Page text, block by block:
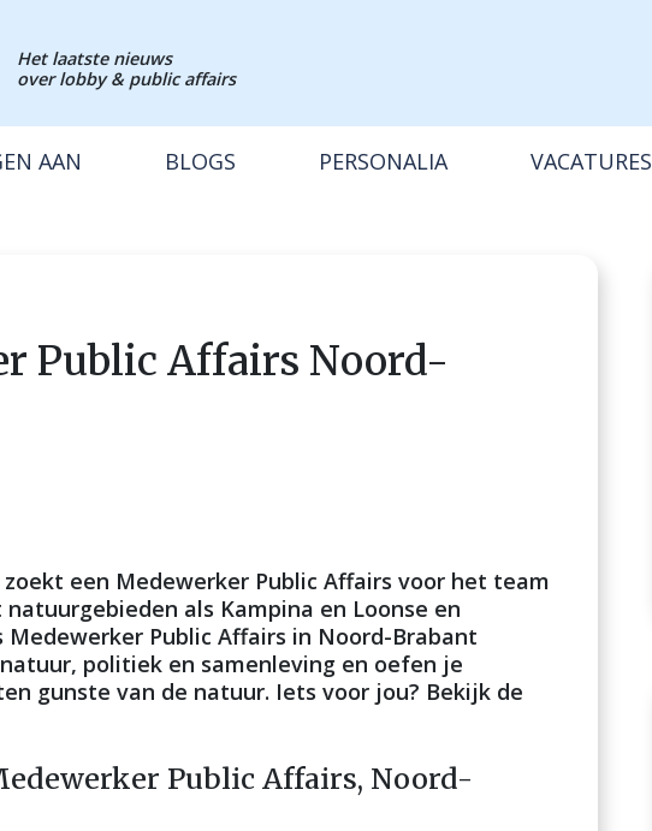
Het laatste nieuws
over lobby & public affairs
AAN BLOGS PERSONALIA VACATURES
Public Affairs Noord-
een Medewerker Public Affairs voor het team
als Kampina en Loonse en
Medewerker Public Affairs in Noord-Brabant
politiek en samenleving en oefen je
gunste van de natuur. Iets voor jou? Bekijk de
Public Affairs, Noord-